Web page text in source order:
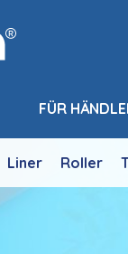
FÜR
Liner Roller